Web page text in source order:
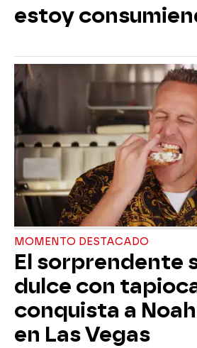
estoy
MOMENTO DESTACADO
El sorprendente
dulce con
conquista a
en Las Vegas